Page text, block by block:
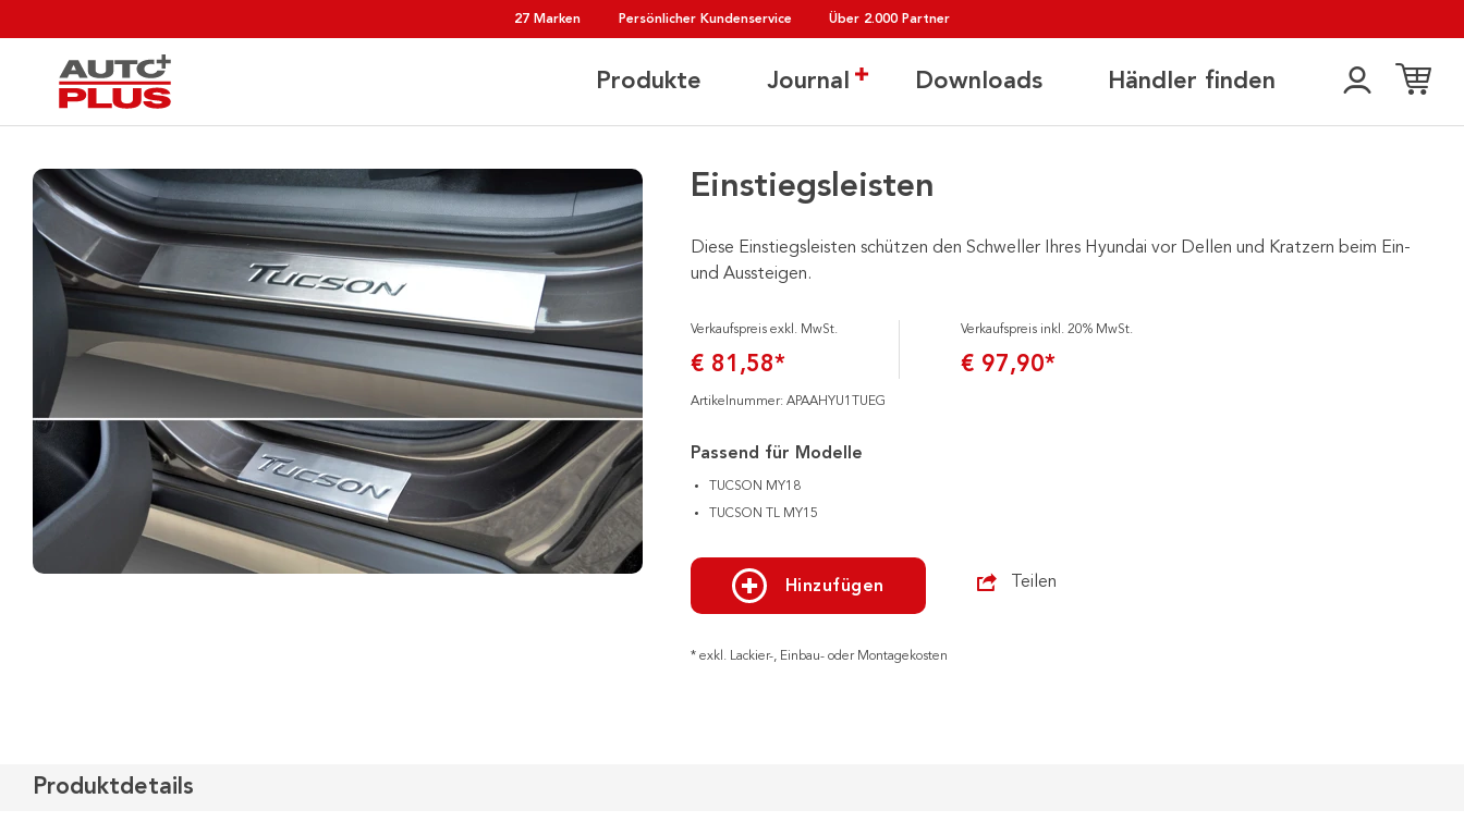
27 Marken Persönlicher Kundenservice Über 2.000 Partner
Produkte Journal Downloads Händler finden
Einstiegsleisten
Diese Einstiegsleisten schützen den Schweller Ihres Hyundai vor Dellen und Kratzern beim Ein-
und Aussteigen.
Verkaufspreis exkl. MwSt.
€ 81,58*
Verkaufspreis inkl. 20% MwSt.
€ 97,90*
Artikelnummer: APAAHYU1TUEG
Passend für Modelle
TUCSON MY18
TUCSON TL MY15
Hinzufügen Teilen
* exkl. Lackier-, Einbau- oder Montagekosten
Produktdetails